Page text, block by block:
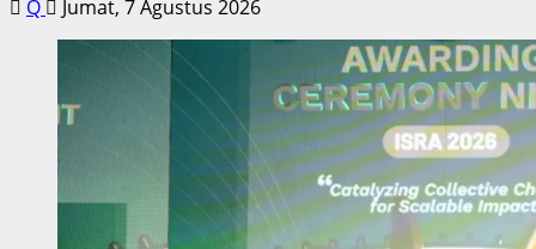
Q Jumat, 7 Agustus 2026